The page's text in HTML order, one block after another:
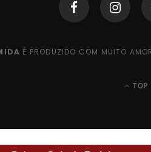
É PRODUZIDO COM MUITO
TOP